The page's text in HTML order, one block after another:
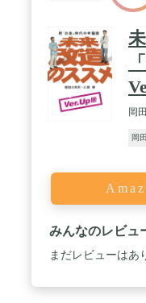
岡
岡
みんなのレビュ
まだレビューはあ